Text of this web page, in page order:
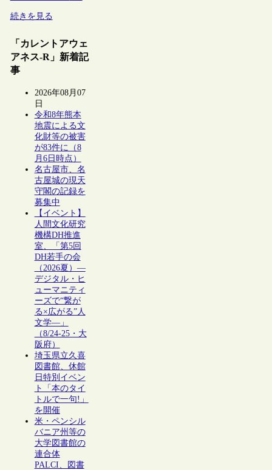
続きを見る
「カレントアウェ
アネス-R」新着記
事
2026年08月07
日
令和8年熊本
地震による文
化財等の被害
が83件に（8
月6日時点）
名古屋市、名
古屋城の現天
守閣の記録を
募集中
【イベント】
人間文化研究
機構DH推進
室、「第5回
DH若手の会
（2026夏）―
デジタル・ヒ
ューマニティ
ーズで“繋が
る×広がる”人
文学―」
（8/24-25・大
阪府）
埼玉県立久喜
図書館、休館
日特別イベン
ト「本のタイ
トルで一句!」
を開催
米・ペンシル
バニア州等の
大学図書館の
連合体
PALCI、図書